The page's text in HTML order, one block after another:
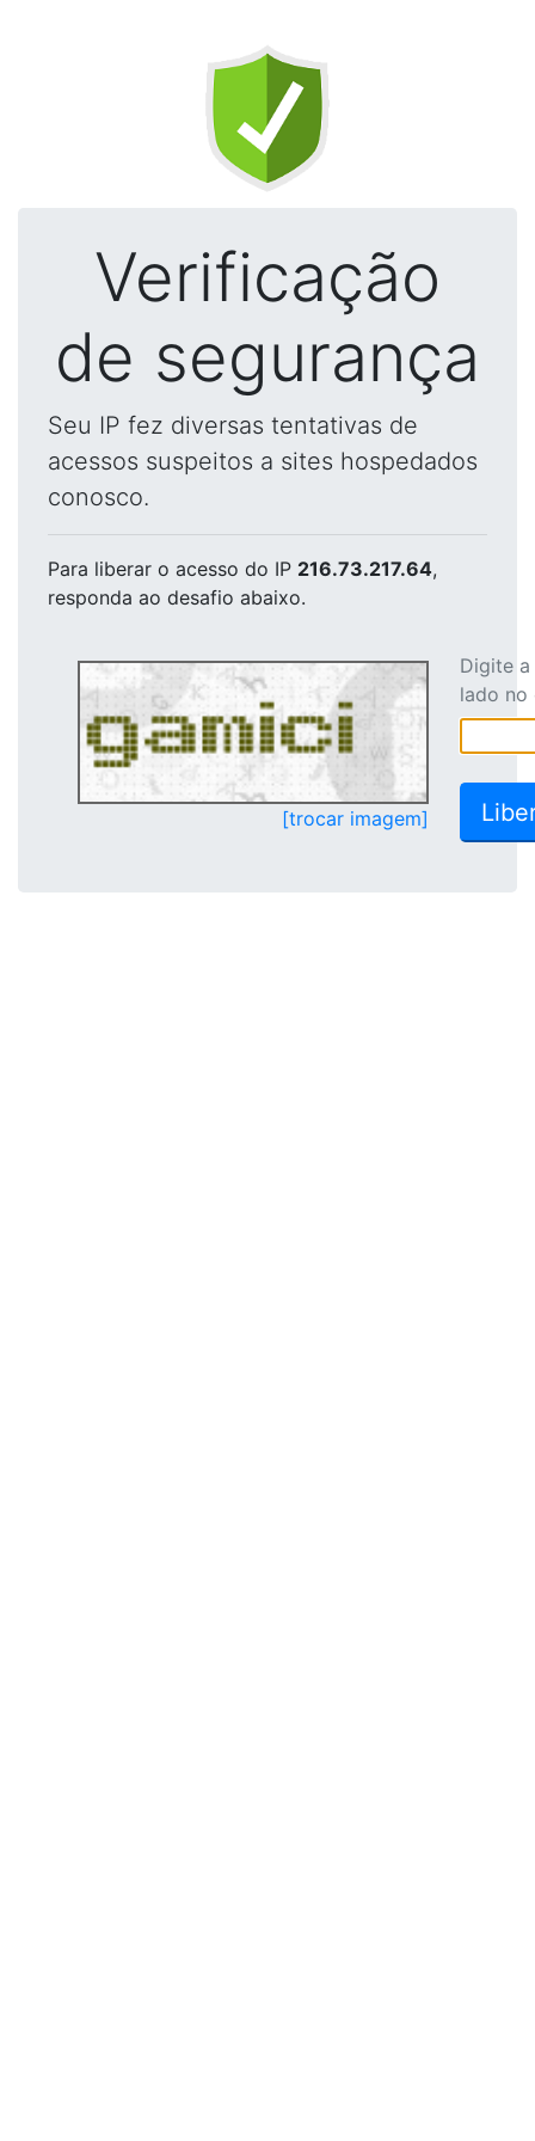
Verificação
de segurança
Seu IP fez diversas tentativas de
acessos suspeitos a sites hospedados
conosco.
Para liberar o acesso do IP 216.73.217.64,
responda ao desafio abaixo.
[trocar imagem]
Digite
lado no